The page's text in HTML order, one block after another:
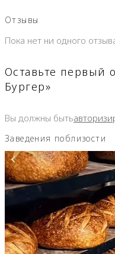
Отзывы
Пока нет ни одного
Оставьте первый
Бургер»
Вы должны быть
Заведения поблизости